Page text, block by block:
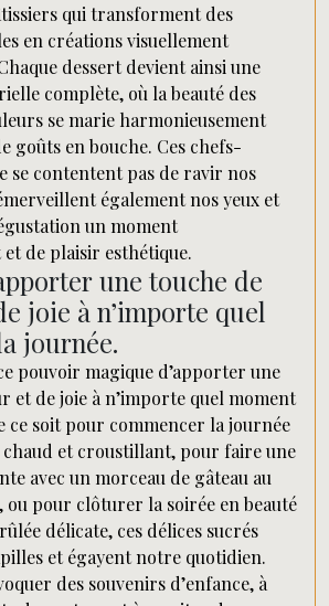
qui transforment des
en créations visuellement
dessert devient ainsi une
complète, où la beauté des
se marie harmonieusement
goûts en bouche. Ces chefs-
se contentent pas de ravir nos
également nos yeux et
un moment
de plaisir esthétique.
une touche de
joie à n’importe quel
journée.
pouvoir magique d’apporter une
et de joie à n’importe quel moment
ce soit pour commencer la journée
chaud et croustillant, pour faire une
avec un morceau de gâteau au
pour clôturer la soirée en beauté
délicate, ces délices sucrés
et égayent notre quotidien.
des souvenirs d’enfance, à